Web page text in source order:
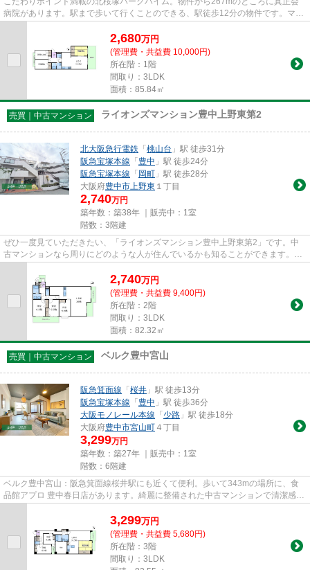
病院があります。駅まで歩いて行くことのできる、駅徒歩12分の物件です。マン
2,680万円
(管理費・共益費 10,000円)
所在階：1階
間取り：3LDK
面積：85.84㎡
売買｜中古マンション ライオンズマンション豊中上野東第2
北大阪急行電鉄 「 桃山台 」駅 徒歩31分
阪急宝塚本線 「 豊中 」駅 徒歩24分
阪急宝塚本線 「 岡町 」駅 徒歩28分
大阪府豊中市上野東 １丁目
2,740万円
築年数：築38年 ｜販売中： 1室
階数：3階建
ぜひ一度見ていただきたい、「ライオンズマンション豊中上野東第2」です。中
古マンションなら周りにどのような人が住んでいるかも知ることができます。風
2,740万円
(管理費・共益費 9,400円)
所在階：2階
間取り：3LDK
面積：82.32㎡
売買｜中古マンション ベルク豊中宮山
阪急箕面線 「 桜井 」駅 徒歩13分
阪急宝塚本線 「 豊中 」駅 徒歩36分
大阪モノレール本線 「 少路 」駅 徒歩18分
大阪府豊中市宮山町 ４丁目
3,299万円
築年数：築27年 ｜販売中： 1室
階数：6階建
ベルク豊中宮山：阪急箕面線桜井駅にも近くて便利。歩いて343mの場所に、食
品館アプロ 豊中春日店があります。綺麗に整備された中古マンションで清潔感を
3,299万円
(管理費・共益費 5,680円)
所在階：3階
間取り：3LDK